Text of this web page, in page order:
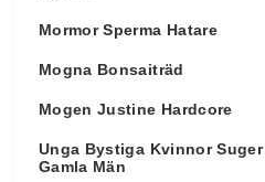
Mormor Sperma Hatare
Mogna Bonsaiträd
Mogen Justine Hardcore
Unga Bystiga Kvinnor Suger
Gamla Män